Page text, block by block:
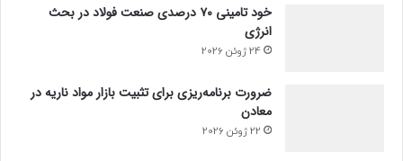
خود تامینی ۷۰ درصدی صنعت فولاد در بحث
انرژی
24 ژوئن 2026
ضرورت برنامه‌ریزی برای تثبیت بازار مواد ناریه در
معادن
22 ژوئن 2026